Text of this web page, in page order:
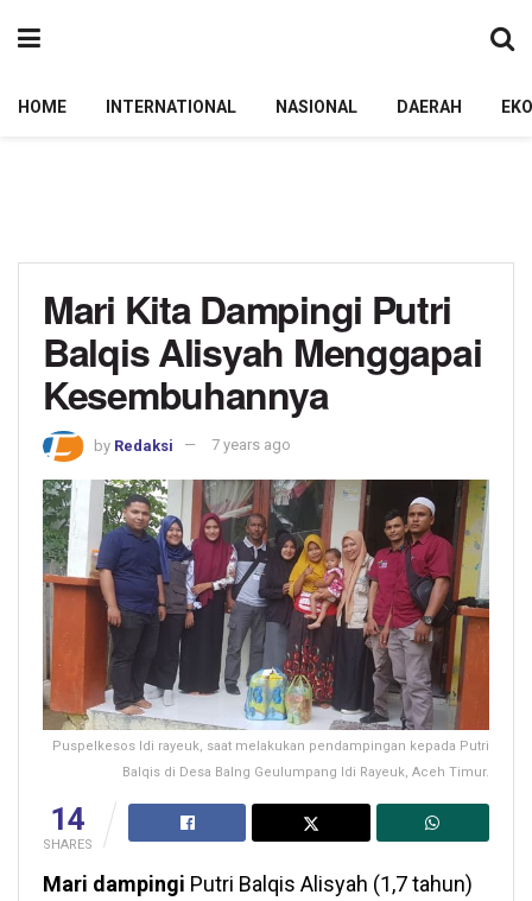
HOME INTERNATIONAL NASIONAL DAERAH
Mari Kita Dampingi Putri
Balqis Alisyah Menggapai
Kesembuhannya
by Redaksi 7 years ago
Puspelkesos Idi rayeuk, saat melakukan pendampingan kepada Putri
Balqis di Desa Balng Geulumpang Idi Rayeuk, Aceh Timur.
14
SHARES
Mari dampingi Putri Balqis Alisyah (1,7 tahun)